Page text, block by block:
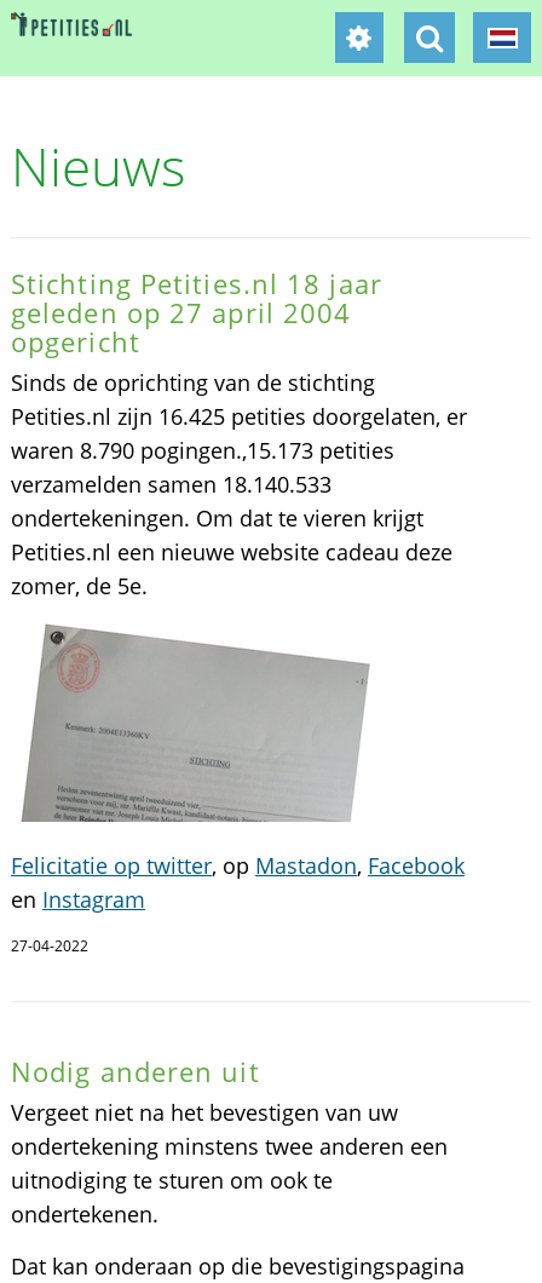
Nieuws
Stichting Petities.nl 18 jaar
geleden op 27 april 2004
opgericht
Sinds de oprichting van de stichting
Petities.nl zijn 16.425 petities doorgelaten, er
waren 8.790 pogingen.,15.173 petities
verzamelden samen 18.140.533
ondertekeningen. Om dat te vieren krijgt
Petities.nl een nieuwe website cadeau deze
zomer, de 5e.
Felicitatie op twitter, op Mastadon, Facebook
en Instagram
27-04-2022
Nodig anderen uit
Vergeet niet na het bevestigen van uw
ondertekening minstens twee anderen een
uitnodiging te sturen om ook te
ondertekenen.
Dat kan onderaan op die bevestigingspagina